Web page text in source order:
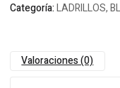
Categoría:LADRILLOS,
Valoraciones (0)